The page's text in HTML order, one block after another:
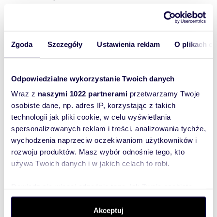
Zgoda Szczegóły Ustawienia reklam O plikach
Odpowiedzialne wykorzystanie Twoich danych
Wraz z naszymi 1022 partnerami przetwarzamy Twoje
osobiste dane, np. adres IP, korzystając z takich
technologii jak pliki cookie, w celu wyświetlania
spersonalizowanych reklam i treści, analizowania tychże,
wychodzenia naprzeciw oczekiwaniom użytkowników i
rozwoju produktów. Masz wybór odnośnie tego, kto
używa Twoich danych i w jakich celach to robi.
dane są przetwarzane oraz ustaw własne preferencje w
. W Deklaracji plików cookie możesz
Akceptuj
Liczba
pokoi:
3
Powierzchni
79,88 m
Lokalizacja: województwo:łódzkie powiat:
dzielnica:Śródmieścieulica: ok.
Piotrkowskiej
Podobne oferty w tej lokalizacji
WYRÓŻNIONE